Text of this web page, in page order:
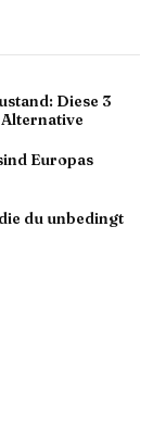
Diese 3
Europas
du unbedingt